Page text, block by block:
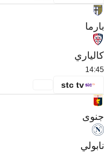
بارما
كالياري
14:45
stc tv
جنوى
نابولي